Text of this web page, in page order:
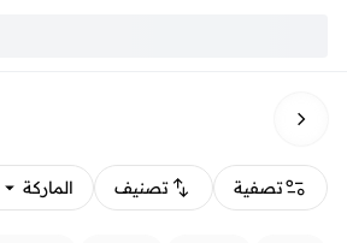
تصفية تصنيف الماركة